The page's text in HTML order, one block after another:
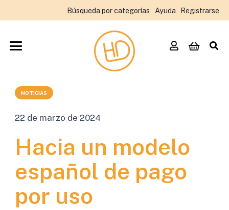
Búsqueda por categorías Ayuda Registrarse
NOTICIAS
22 de marzo de 2024
Hacia un modelo
español de pago
por uso